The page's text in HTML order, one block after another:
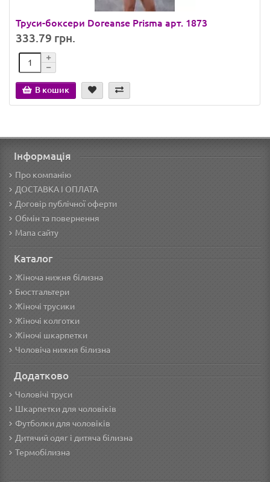
Труси-боксери Doreanse Prisma арт. 1873
333.79 грн.
В кошик
Інформація
Про компанію
ДОСТАВКА І ОПЛАТА
Договір публічної оферти
Обмін та повернення
Мапа сайту
Каталог
Жіноча нижня білизна
Бюстгальтери
Жіночі трусики
Жіночі колготки
Жіночі шкарпетки
Чоловіча нижня білизна
Додатково
Чоловічі труси
Шкарпетки для чоловіків
Футболки для чоловіків
Дитячий одяг і дитяча білизна
Термобілизна